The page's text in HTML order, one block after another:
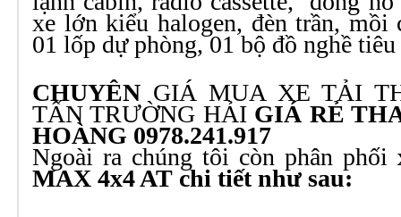
xe lớn kiểu halogen, đèn trần, mồi
01 lốp dự phòng, 01 bộ đồ nghề
CHUYÊN GIÁ MUA XE TẢI
TẤN TRƯỜNG HẢI GIÁ RẺ
HOÀNG 0978.241.917
Ngoài ra chúng tôi còn phân phối
MAX 4x4 AT chi tiết như sau: